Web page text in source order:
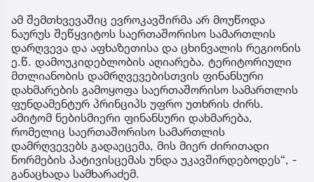
ამ შემთხვევაშიც ევროკავშირმა არ მოუწოდა
ნაურუს შეწყვიტოს საერთაშორისო სამართლის
დარღვევა და აფხაზეთისა და ცხინვალის რეგიონის
ე.წ. დამოუკიდებლობის აღიარება. ტერიტორიული
მთლიანობის დამრღვევებისთვის ფინანსური
დახმარების გამოყოფა საერთაშორისო სამართლის
ფუნდამენტურ პრინციპს უფრო უთხრის ძირს.
ამიტომ ნებისმიერი ფინანსური დახმარება,
რომელიც საერთაშორისო სამართლის
დამრღვევებს გადაეცემა, მის მიერ ძირითადი
ნორმების პატივისცემას უნდა უკავშირდებოდეს“, -
განაცხადა სამხარაძემ.